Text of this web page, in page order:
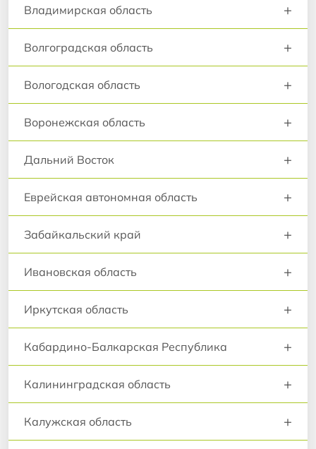
Владимирская область +
Волгоградская область +
Вологодская область +
Воронежская область +
Дальний Восток +
Еврейская автономная область +
Забайкальский край +
Ивановская область +
Иркутская область +
Кабардино-Балкарская Республика +
Калининградская область +
Калужская область +